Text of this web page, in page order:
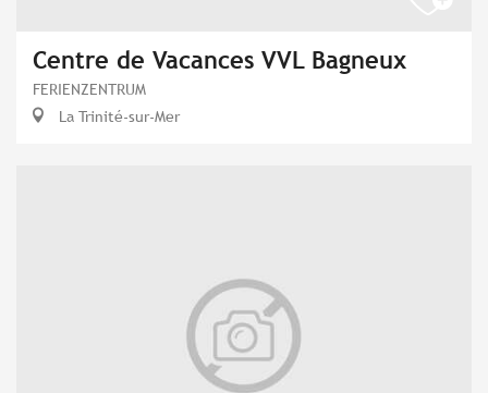
Centre de Vacances VVL Bagneux
FERIENZENTRUM
La Trinité-sur-Mer